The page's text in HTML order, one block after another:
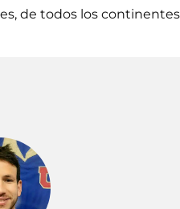
de todos los continentes